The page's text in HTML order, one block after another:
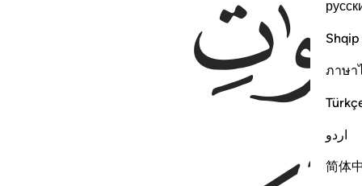
Shqip
ภาษา
اردو
简体